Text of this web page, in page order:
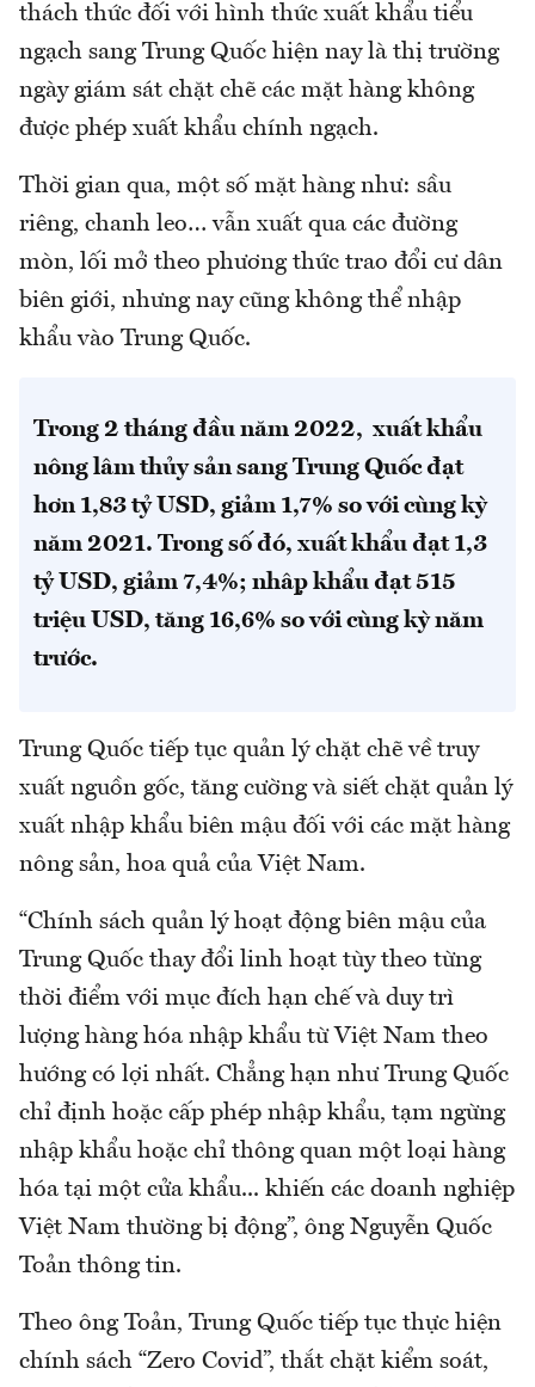
thách thức đối với hình thức xuất khẩu tiểu
ngạch sang Trung Quốc hiện nay là thị trường
ngày giám sát chặt chẽ các mặt hàng không
được phép xuất khẩu chính ngạch.
Thời gian qua, một số mặt hàng như: sầu
riêng, chanh leo… vẫn xuất qua các đường
mòn, lối mở theo phương thức trao đổi cư dân
biên giới, nhưng nay cũng không thể nhập
khẩu vào Trung Quốc.
Trong 2 tháng đầu năm 2022, xuất khẩu
nông lâm thủy sản sang Trung Quốc đạt
hơn 1,83 tỷ USD, giảm 1,7% so với cùng kỳ
năm 2021. Trong số đó, xuất khẩu đạt 1,3
tỷ USD, giảm 7,4%; nhập khẩu đạt 515
triệu USD, tăng 16,6% so với cùng kỳ năm
trước.
Trung Quốc tiếp tục quản lý chặt chẽ về truy
xuất nguồn gốc, tăng cường và siết chặt quản lý
xuất nhập khẩu biên mậu đối với các mặt hàng
nông sản, hoa quả của Việt Nam.
“Chính sách quản lý hoạt động biên mậu của
Trung Quốc thay đổi linh hoạt tùy theo từng
thời điểm với mục đích hạn chế và duy trì
lượng hàng hóa nhập khẩu từ Việt Nam theo
hướng có lợi nhất. Chẳng hạn như Trung Quốc
chỉ định hoặc cấp phép nhập khẩu, tạm ngừng
nhập khẩu hoặc chỉ thông quan một loại hàng
hóa tại một cửa khẩu... khiến các doanh nghiệp
Việt Nam thường bị động”, ông Nguyễn Quốc
Toản thông tin.
Theo ông Toản, Trung Quốc tiếp tục thực hiện
chính sách “Zero Covid”, thắt chặt kiểm soát,